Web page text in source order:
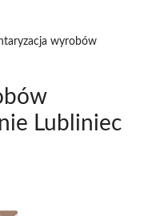
wyrobów
Lubliniec